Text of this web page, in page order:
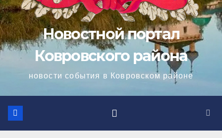
Новостной портал
Ковровского района
новости события в Ковровском районе